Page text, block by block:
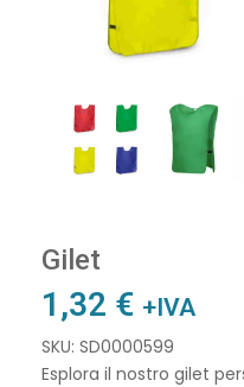
Gilet
1,32 € +IVA
SKU: SD0000599
Esplora il nostro gilet